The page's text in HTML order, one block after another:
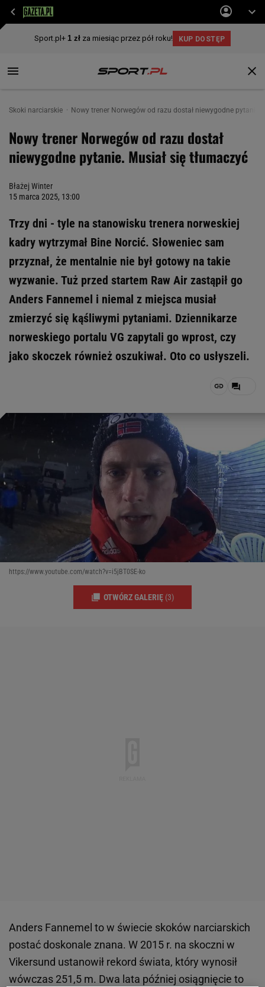
Skoki narciarskie Nowy trener Norwegów od razu dostał niewygodne pytanie.
Nowy trener Norwegów od razu dostał
niewygodne pytanie. Musiał się tłumaczyć
Błażej Winter
15 marca 2025, 13:00
Trzy dni - tyle na stanowisku trenera norweskiej
kadry wytrzymał Bine Norcić. Słoweniec sam
przyznał, że mentalnie nie był gotowy na takie
wyzwanie. Tuż przed startem Raw Air zastąpił go
Anders Fannemel i niemal z miejsca musiał
zmierzyć się kąśliwymi pytaniami. Dziennikarze
norweskiego portalu VG zapytali go wprost, czy
jako skoczek również oszukiwał. Oto co usłyszeli.
https://www.youtube.com/watch?v=i5jBT0SE-ko
OTWÓRZ GALERIĘ (3)
Anders Fannemel to w świecie skoków narciarskich
postać doskonale znana. W 2015 r. na skoczni w
Vikersund ustanowił rekord świata, który wynosił
wówczas 251,5 m. Dwa lata później osiągnięcie to